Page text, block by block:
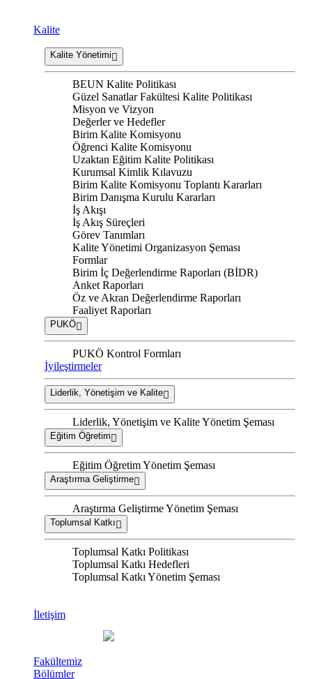
Kalite
Kalite Yönetimi
BEUN Kalite Politikası
Güzel Sanatlar Fakültesi Kalite Politikası
Misyon ve Vizyon
Değerler ve Hedefler
Birim Kalite Komisyonu
Öğrenci Kalite Komisyonu
Uzaktan Eğitim Kalite Politikası
Kurumsal Kimlik Kılavuzu
Birim Kalite Komisyonu Toplantı Kararları
Birim Danışma Kurulu Kararları
İş Akışı
İş Akış Süreçleri
Görev Tanımları
Kalite Yönetimi Organizasyon Şeması
Formlar
Birim İç Değerlendirme Raporları (BİDR)
Anket Raporları
Öz ve Akran Değerlendirme Raporları
Faaliyet Raporları
PUKÖ
PUKÖ Kontrol Formları
İyileştirmeler
Liderlik, Yönetişim ve Kalite
Liderlik, Yönetişim ve Kalite Yönetim Şeması
Eğitim Öğretim
Eğitim Öğretim Yönetim Şeması
Araştırma Geliştirme
Araştırma Geliştirme Yönetim Şeması
Toplumsal Katkı
Toplumsal Katkı Politikası
Toplumsal Katkı Hedefleri
Toplumsal Katkı Yönetim Şeması
İletişim
Fakültemiz
Bölümler